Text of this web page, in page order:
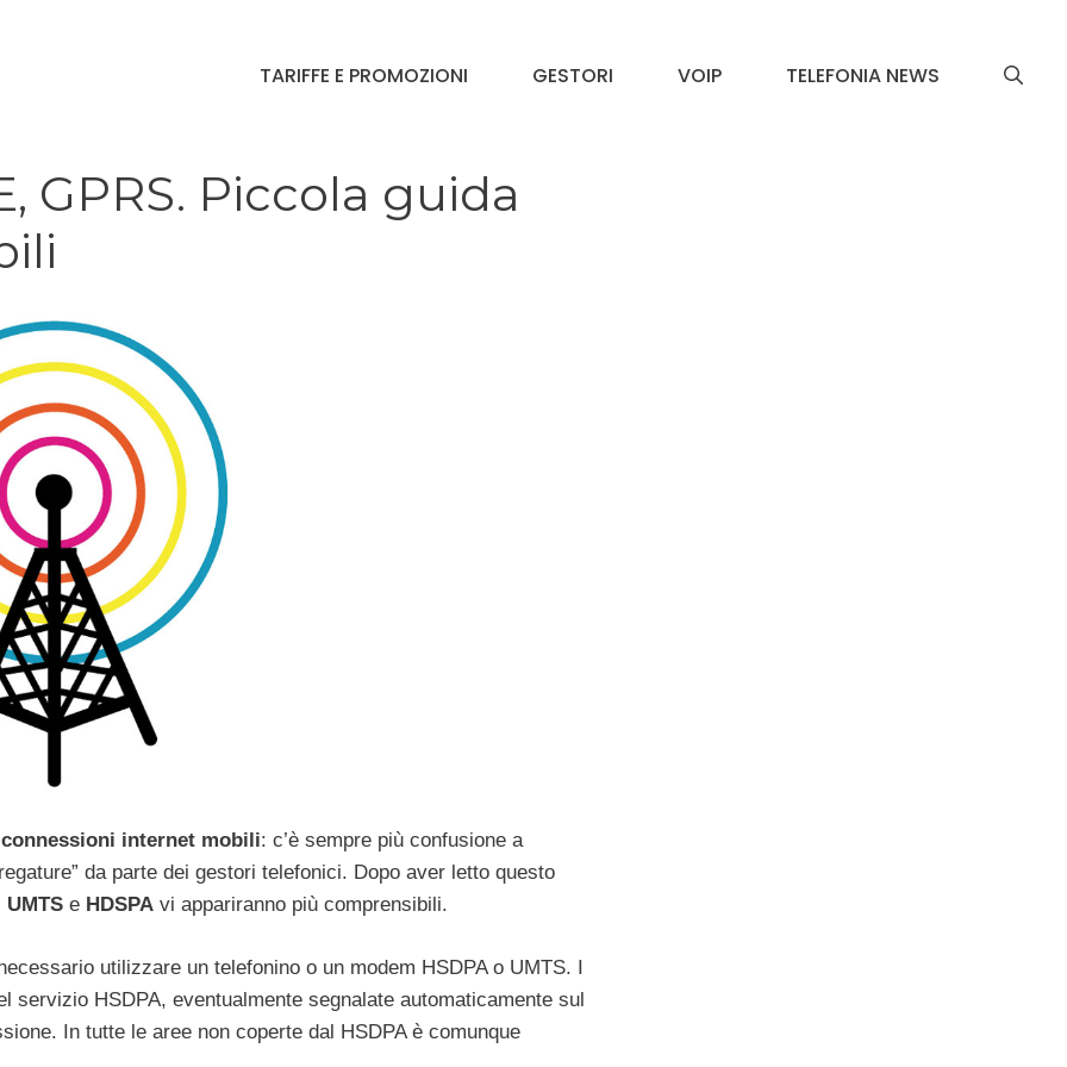
TARIFFE E PROMOZIONI GESTORI VOIP TELEFONIA NEWS
GPRS. Piccola guida
internet mobili: c’è sempre più confusione a
da parte dei gestori telefonici. Dopo aver letto questo
UMTS e HDSPA vi appariranno più comprensibili.
utilizzare un telefonino o un modem HSDPA o UMTS. I
servizio HSDPA, eventualmente segnalate automaticamente sul
In tutte le aree non coperte dal HSDPA è comunque